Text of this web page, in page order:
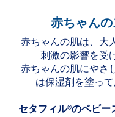
赤ちゃん
赤ちゃんの肌は、大
刺激の影響を受
赤ちゃんの肌にやさ
は保湿剤を塗っ
セタフィル®のベビ